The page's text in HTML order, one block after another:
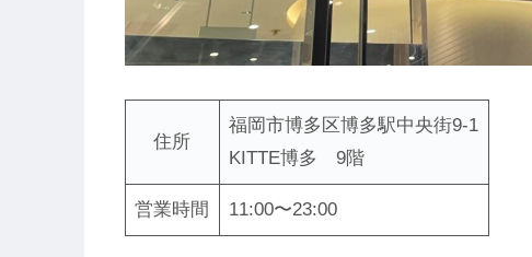
住所
福岡市博多区博多駅中央街9‐1
KITTE博多 9階
営業時間 11:00〜23:00